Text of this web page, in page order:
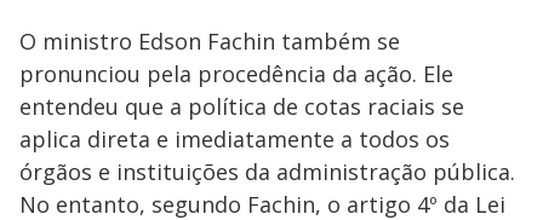
O ministro Edson Fachin também se
pronunciou pela procedência da ação. Ele
entendeu que a política de cotas raciais se
aplica direta e imediatamente a todos os
órgãos e instituições da administração pública.
No entanto, segundo Fachin, o artigo 4º da Lei